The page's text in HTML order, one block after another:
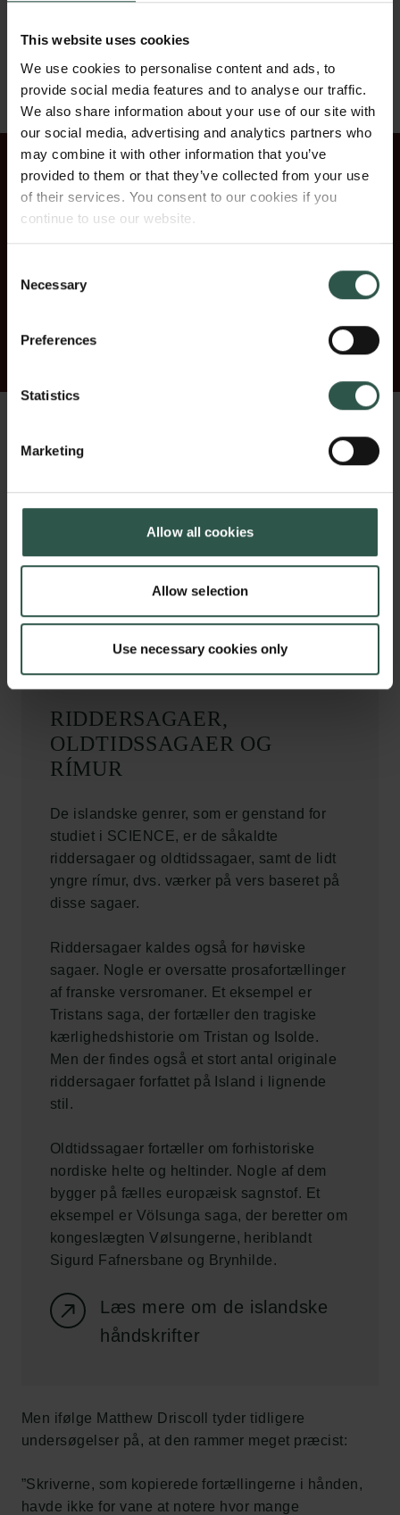
This website uses cookies
We use cookies to personalise content and ads, to
provide social media features and to analyse our traffic.
We also share information about your use of our site with
our social media, advertising and analytics partners who
may combine it with other information that you’ve
provided to them or that they’ve collected from your use
of their services. You consent to our cookies if you
continue to use our website.
Selection
Necessary
Preferences
Statistics
Marketing
Allow all cookies
Allow selection
Use necessary cookies only
procent af dem, der har eksisteret, mens cirka 23
VIDEO:
FORGOTTEN BOOKS
Kreditering: Science (2022)
Studiet bekræfter tidligere
undersøgelser
Selvom metoden har vist sig at være pålidelig til at
antalsbestemme dyre- og plantearter, kunne man
ikke direkte antage, at den ville være lige så god til
RIDDERSAGAER,
OLDTIDSSAGAER OG
RÍMUR
De islandske genrer, som er genstand for
studiet i SCIENCE, er de såkaldte
riddersagaer og oldtidssagaer, samt de lidt
yngre rímur, dvs. værker på vers baseret på
disse sagaer.
Riddersagaer kaldes også for høviske
sagaer. Nogle er oversatte prosafortællinger
af franske versromaner. Et eksempel er
Tristans saga, der fortæller den tragiske
kærlighedshistorie om Tristan og Isolde.
Men der findes også et stort antal originale
riddersagaer forfattet på Island i lignende
stil.
Oldtidssagaer fortæller om forhistoriske
nordiske helte og heltinder. Nogle af dem
bygger på fælles europæisk sagnstof. Et
eksempel er Völsunga saga, der beretter om
kongeslægten Vølsungerne, heriblandt
Sigurd Fafnersbane og Brynhilde.
Læs mere om de islandske
håndskrifter
Men ifølge Matthew Driscoll tyder tidligere
undersøgelser på, at den rammer meget præcist:
”Skriverne, som kopierede fortællingerne i hånden,
havde ikke for vane at notere hvor mange